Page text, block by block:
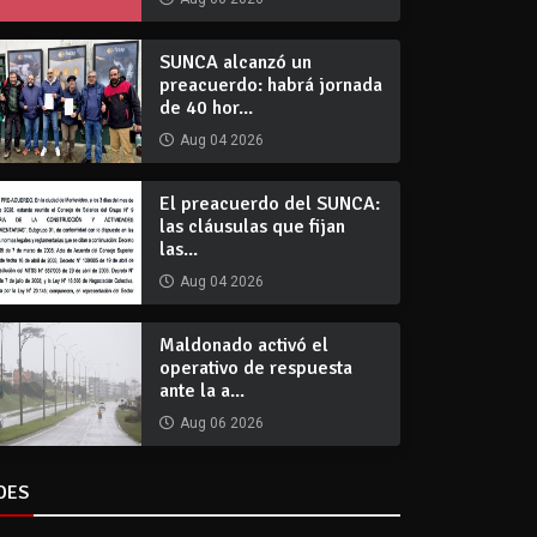
SUNCA alcanzó un
preacuerdo: habrá jornada
de 40 hor...
Aug 04 2026
El preacuerdo del SUNCA:
las cláusulas que fijan
las...
Aug 04 2026
Maldonado activó el
operativo de respuesta
ante la a...
Aug 06 2026